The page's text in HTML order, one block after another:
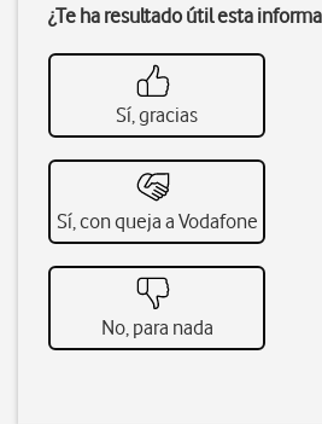
¿Te ha resultado útil esta
Sí, gracias
Sí, con queja a Vodafone
No, para nada